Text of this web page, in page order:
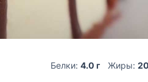
Белки: 4.0 г Жиры: